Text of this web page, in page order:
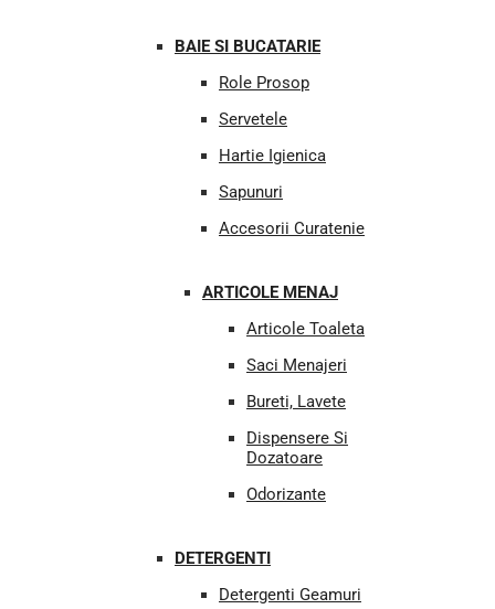
BAIE SI BUCATARIE
Role Prosop
Servetele
Hartie Igienica
Sapunuri
Accesorii Curatenie
ARTICOLE MENAJ
Articole Toaleta
Saci Menajeri
Bureti, Lavete
Dispensere Si
Dozatoare
Odorizante
DETERGENTI
Detergenti Geamuri